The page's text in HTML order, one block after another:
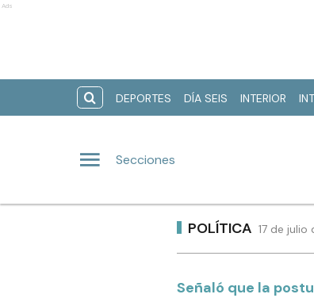
Ads
DEPORTES DÍA SEIS INTERIOR
Secciones
POLÍTICA 17 de
Señaló que la